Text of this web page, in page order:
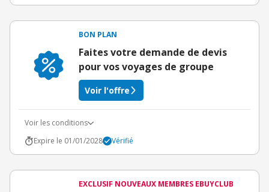
BON PLAN
Faites votre demande de devis
pour vos voyages de groupe
Voir l'offre
Voir les conditions
Expire le 01/01/2028
Vérifié
EXCLUSIF NOUVEAUX MEMBRES EBUYCLUB